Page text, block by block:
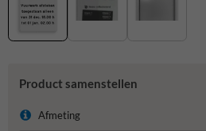
Product samenstellen
Afmeting